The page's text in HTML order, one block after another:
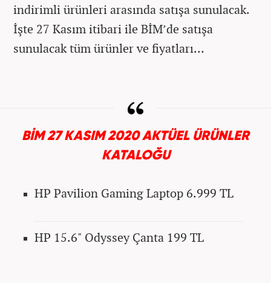
indirimli ürünleri arasında satışa sunulacak.
İşte 27 Kasım itibari ile BİM’de satışa
sunulacak tüm ürünler ve fiyatları…
BİM 27 KASIM 2020 AKTÜEL ÜRÜNLER
KATALOĞU
HP Pavilion Gaming Laptop 6.999 TL
HP 15.6" Odyssey Çanta 199 TL